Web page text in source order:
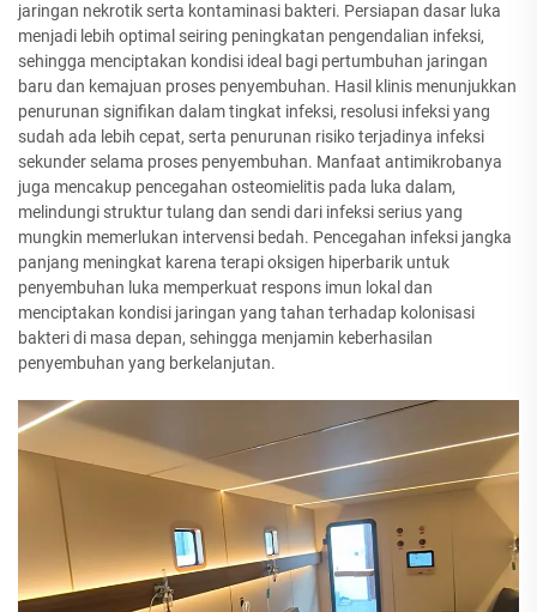
jaringan nekrotik serta kontaminasi bakteri. Persiapan dasar luka
menjadi lebih optimal seiring peningkatan pengendalian infeksi,
sehingga menciptakan kondisi ideal bagi pertumbuhan jaringan
baru dan kemajuan proses penyembuhan. Hasil klinis menunjukkan
penurunan signifikan dalam tingkat infeksi, resolusi infeksi yang
sudah ada lebih cepat, serta penurunan risiko terjadinya infeksi
sekunder selama proses penyembuhan. Manfaat antimikrobanya
juga mencakup pencegahan osteomielitis pada luka dalam,
melindungi struktur tulang dan sendi dari infeksi serius yang
mungkin memerlukan intervensi bedah. Pencegahan infeksi jangka
panjang meningkat karena terapi oksigen hiperbarik untuk
penyembuhan luka memperkuat respons imun lokal dan
menciptakan kondisi jaringan yang tahan terhadap kolonisasi
bakteri di masa depan, sehingga menjamin keberhasilan
penyembuhan yang berkelanjutan.